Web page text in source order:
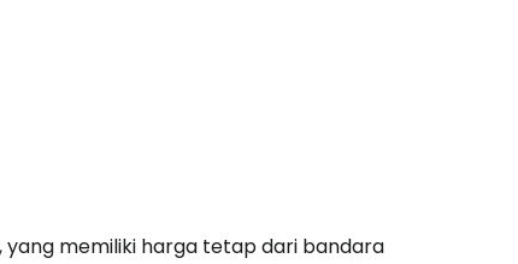
yang memiliki harga tetap dari bandara